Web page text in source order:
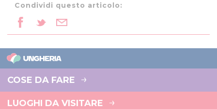
Condividi questo articolo:
COSE DA FARE
LUOGHI DA VISITARE